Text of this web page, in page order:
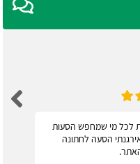
לכל מי שמחפש הסעות
הסעה לחתונה